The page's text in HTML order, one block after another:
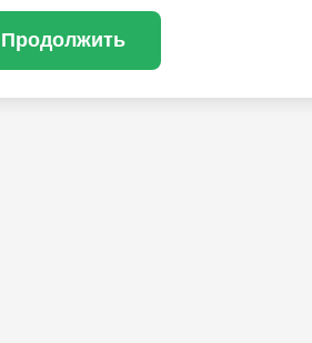
Продолжить